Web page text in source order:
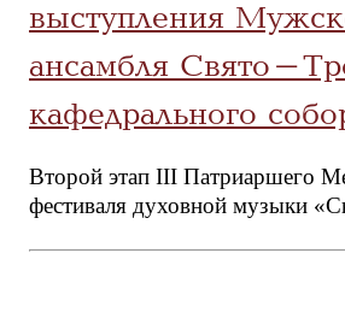
выступления
ансамбля Свято-
кафедрального
Второй этап III Патриаршего
фестиваля духовной музыки